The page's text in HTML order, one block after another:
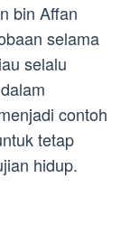
bin Affan
selama
selalu
contoh
tetap
hidup.